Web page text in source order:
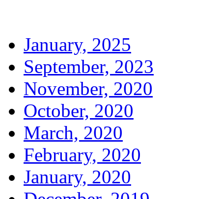
January, 2025
September, 2023
November, 2020
October, 2020
March, 2020
February, 2020
January, 2020